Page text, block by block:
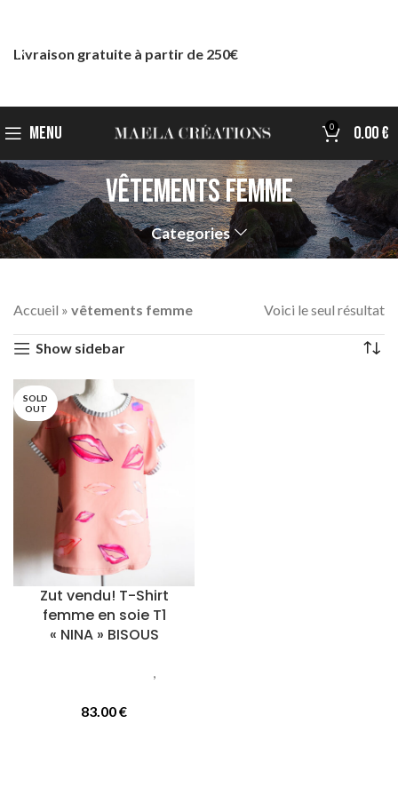
MENU 0 0.00€
vêtements femme
Categories
Accueil » vêtements femme Voici le seul résultat
Show sidebar
SOLD
OUT
Zut vendu! T-Shirt
femme en soie T1
« NINA » BISOUS
,
83.00€
Livraison gratuite à partir de 250€